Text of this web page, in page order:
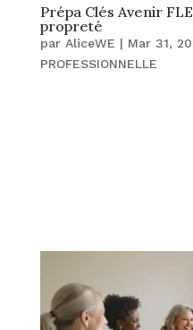
Prépa Clés Avenir
propreté
par AliceWE | Mar 31,
PROFESSIONNELLE